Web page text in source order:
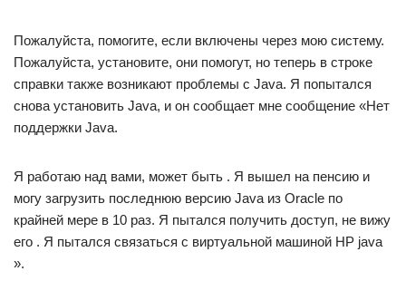
Пожалуйста, помогите, если включены через мою систему.
Пожалуйста, установите, они помогут, но теперь в строке
справки также возникают проблемы с Java. Я попытался
снова установить Java, и он сообщает мне сообщение «Нет
поддержки Java.
Я работаю над вами, может быть . Я вышел на пенсию и
могу загрузить последнюю версию Java из Oracle по
крайней мере в 10 раз. Я пытался получить доступ, не вижу
его . Я пытался связаться с виртуальной машиной HP java
».